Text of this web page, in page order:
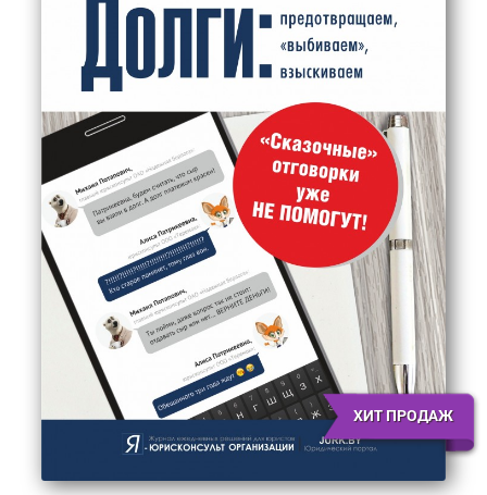
ХИТ ПРОДАЖ